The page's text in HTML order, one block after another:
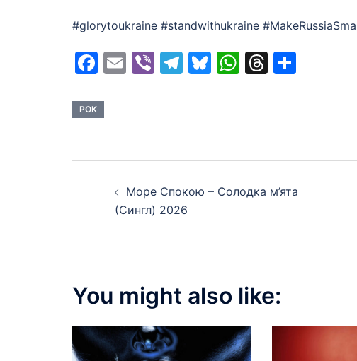
#glorytoukraine #standwithukraine
Facebook
EmailViberTelegram
Bluesky
WhatsApp
Threads
РОК
navigation
Море Спокою – Солодка м’ята
(Сингл) 2026
You might also like: